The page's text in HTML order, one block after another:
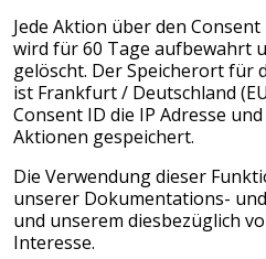
Jede Aktion über den
wird für 60 Tage aufbewahrt
gelöscht. Der Speicherort für
ist Frankfurt / Deutschland
Consent ID die IP Adresse
Aktionen gespeichert.
Die Verwendung dieser
unserer Dokumentations-
und unserem diesbezüglich
Interesse.